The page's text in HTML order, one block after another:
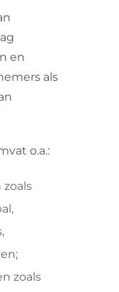
en
als
o.a.:
zoals